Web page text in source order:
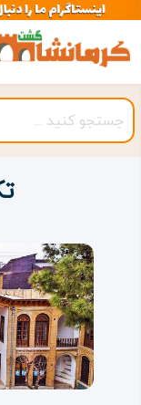
صفحه
اصلی
کرمانشاه
شهرستان
روستاهای
اقامتگاه